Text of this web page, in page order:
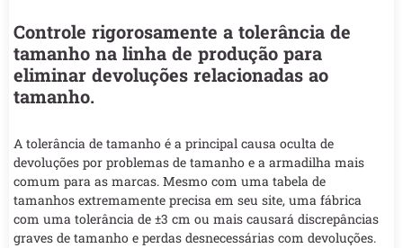
Controle rigorosamente a tolerância de
tamanho na linha de produção para
eliminar devoluções relacionadas ao
tamanho.
A tolerância de tamanho é a principal causa oculta de
devoluções por problemas de tamanho e a armadilha mais
comum para as marcas. Mesmo com uma tabela de
tamanhos extremamente precisa em seu site, uma fábrica
com uma tolerância de ±3 cm ou mais causará discrepâncias
graves de tamanho e perdas desnecessárias com devoluções.